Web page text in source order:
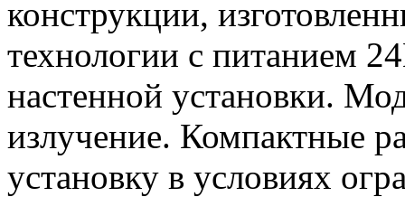
конструкции,
технологии с питанием
настенной установки.
излучение. Компактные
установку в условиях